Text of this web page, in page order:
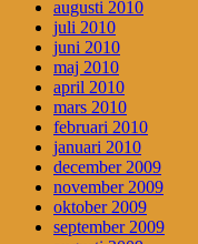
augusti 2010
juli 2010
juni 2010
maj 2010
april 2010
mars 2010
februari 2010
januari 2010
december 2009
november 2009
oktober 2009
september 2009